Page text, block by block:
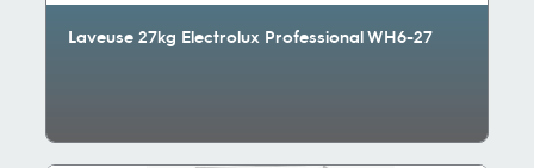
Laveuse 27kg Electrolux Professional WH6-27